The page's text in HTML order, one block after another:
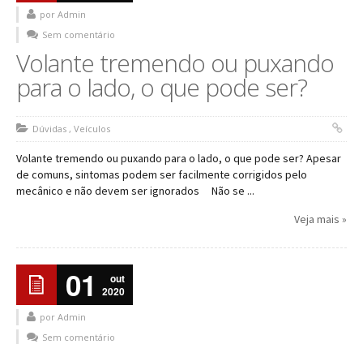
por Admin
Sem comentário
Volante tremendo ou puxando
para o lado, o que pode ser?
Dúvidas , Veículos
Volante tremendo ou puxando para o lado, o que pode ser? Apesar
de comuns, sintomas podem ser facilmente corrigidos pelo
mecânico e não devem ser ignorados Não se ...
Veja mais »
01
out
2020
por Admin
Sem comentário